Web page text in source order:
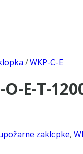
/WKP-O-E
E-T-
zaklopke,